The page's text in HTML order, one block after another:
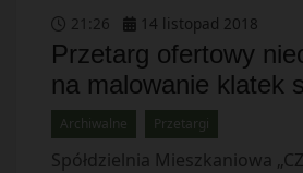
21 26 14 listopad 2018
Przetarg ofertowy
na malowanie klatek
Archiwalne Przetargi
Spółdzielnia Mieszkaniowa